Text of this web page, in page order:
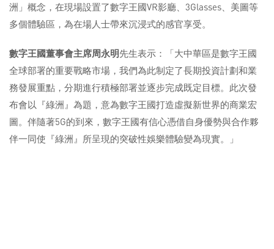
洲」概念，在現場設置了數字王國VR影廳、3Glasses、美圖等
多個體驗區，為在場人士帶來沉浸式的感官享受。
數字王國董事會主席周永明先生表示：「大中華區是數字王國
全球部署的重要戰略市場，我們為此制定了長期投資計劃和業
務發展重點，分期進行積極部署並逐步完成既定目標。此次發
布會以『綠洲』為題，意為數字王國打造虛擬新世界的商業宏
圖。伴隨著5G的到來，數字王國有信心憑借自身優勢與合作夥
伴一同使『綠洲』所呈現的突破性娛樂體驗變為現實。」